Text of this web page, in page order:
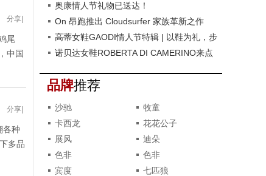
分享
尾
中国
分享
各种
多品
致敬女性运动员和运动的力量
奥康情人节礼物已送达！
On 昂跑推出 Cloudsurfer 家族革新之作
Cloudsurfer 2 训练型跑鞋
高蒂女鞋GAODI情人节特辑 | 以鞋为礼，步
步生爱
诺贝达女鞋ROBERTA DI CAMERINO来点
品牌推荐
沙驰
牧童
卡西龙
花花公子
展风
迪朵
色非
色非
宾度
七匹狼